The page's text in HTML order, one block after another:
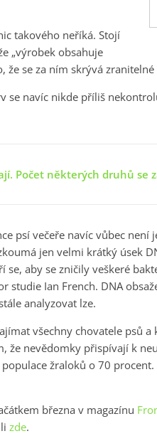
takového neříká. Stojí
„výrobek obsahuje
že se za ním skrývá
se navíc nikde příliš
Počet některých druhů se
psí večeře navíc vůbec
jen velmi krátký úsek
se, aby se zničily veškeré
studie Ian French. DNA
analyzovat lze.
všechny chovatele psů
že nevědomky přispívají k
žraloků o 70
března v magazínu
zde.